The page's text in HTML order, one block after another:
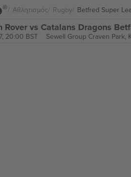
Αθλητισμός Rugby Betfred Super
vs Catalans Dragons
20:00 BST Sewell Group Craven Park,